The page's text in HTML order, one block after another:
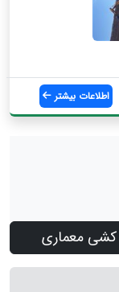
اطلاعات بیشتر
کشی معماری